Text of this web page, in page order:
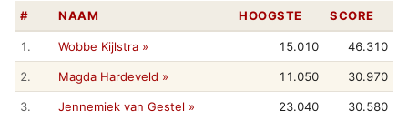
# NAAM HOOGSTE SCORE
1. Wobbe Kijlstra » 15.010 46.310
2. Magda Hardeveld » 11.050 30.970
3. Jennemiek van Gestel » 23.040 30.580